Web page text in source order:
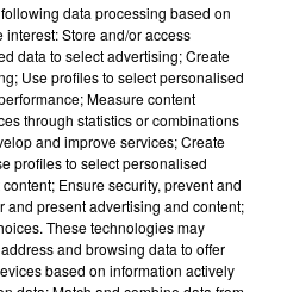
data processing based on
Store and/or access
data to select advertising; Create
Use profiles to select personalised
Measure content
through statistics or combinations
and improve services; Create
profiles to select personalised
Ensure security, prevent and
and present advertising and content;
These technologies may
and browsing data to offer
based on information actively